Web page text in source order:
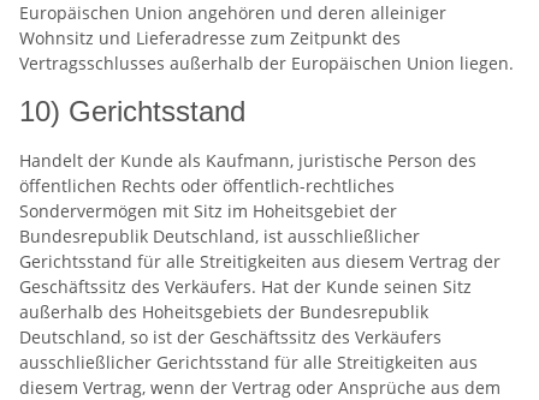
Europäischen Union angehören und deren alleiniger
Wohnsitz und Lieferadresse zum Zeitpunkt des
Vertragsschlusses außerhalb der Europäischen Union liegen.
10) Gerichtsstand
Handelt der Kunde als Kaufmann, juristische Person des
öffentlichen Rechts oder öffentlich-rechtliches
Sondervermögen mit Sitz im Hoheitsgebiet der
Bundesrepublik Deutschland, ist ausschließlicher
Gerichtsstand für alle Streitigkeiten aus diesem Vertrag der
Geschäftssitz des Verkäufers. Hat der Kunde seinen Sitz
außerhalb des Hoheitsgebiets der Bundesrepublik
Deutschland, so ist der Geschäftssitz des Verkäufers
ausschließlicher Gerichtsstand für alle Streitigkeiten aus
diesem Vertrag, wenn der Vertrag oder Ansprüche aus dem